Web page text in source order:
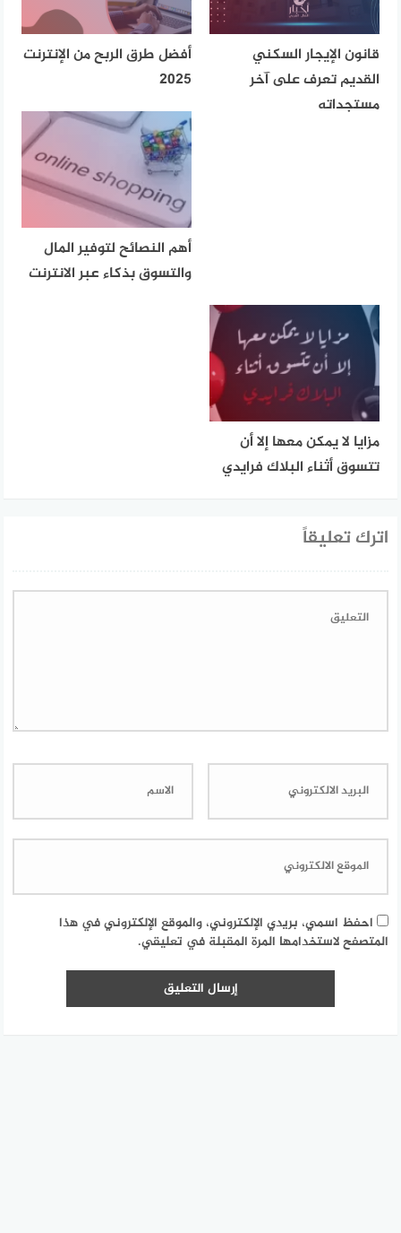
قانون الإيجار السكني
القديم تعرف على آخر
مستجداته
أفضل طرق الربح من الإنترنت
2025
أهم النصائح لتوفير المال
والتسوق بذكاء عبر الانترنت
مزايا لا يمكن معها إلا أن
تتسوق أثناء البلاك فرايدي
اترك تعليقاً
احفظ اسمي، بريدي الإلكتروني، والموقع الإلكتروني في هذا
المتصفح لاستخدامها المرة المقبلة في تعليقي.